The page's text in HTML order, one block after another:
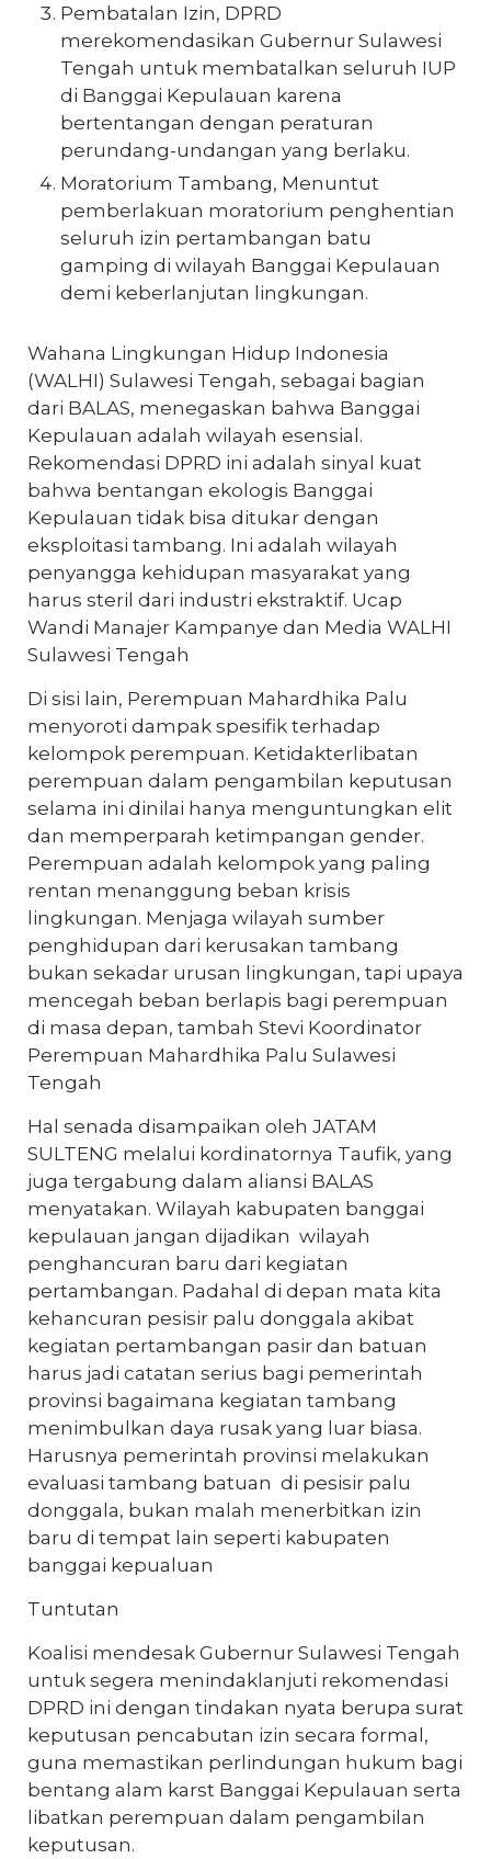
Pembatalan Izin, DPRD
merekomendasikan Gubernur Sulawesi
Tengah untuk membatalkan seluruh IUP
di Banggai Kepulauan karena
bertentangan dengan peraturan
perundang-undangan yang berlaku.
Moratorium Tambang, Menuntut
pemberlakuan moratorium penghentian
seluruh izin pertambangan batu
gamping di wilayah Banggai Kepulauan
demi keberlanjutan lingkungan.
Wahana Lingkungan Hidup Indonesia
(WALHI) Sulawesi Tengah, sebagai bagian
dari BALAS, menegaskan bahwa Banggai
Kepulauan adalah wilayah esensial.
Rekomendasi DPRD ini adalah sinyal kuat
bahwa bentangan ekologis Banggai
Kepulauan tidak bisa ditukar dengan
eksploitasi tambang. Ini adalah wilayah
penyangga kehidupan masyarakat yang
harus steril dari industri ekstraktif. Ucap
Wandi Manajer Kampanye dan Media WALHI
Sulawesi Tengah
Di sisi lain, Perempuan Mahardhika Palu
menyoroti dampak spesifik terhadap
kelompok perempuan. Ketidakterlibatan
perempuan dalam pengambilan keputusan
selama ini dinilai hanya menguntungkan elit
dan memperparah ketimpangan gender.
Perempuan adalah kelompok yang paling
rentan menanggung beban krisis
lingkungan. Menjaga wilayah sumber
penghidupan dari kerusakan tambang
bukan sekadar urusan lingkungan, tapi upaya
mencegah beban berlapis bagi perempuan
di masa depan, tambah Stevi Koordinator
Perempuan Mahardhika Palu Sulawesi
Tengah
Hal senada disampaikan oleh JATAM
SULTENG melalui kordinatornya Taufik, yang
juga tergabung dalam aliansi BALAS
menyatakan. Wilayah kabupaten banggai
kepulauan jangan dijadikan wilayah
penghancuran baru dari kegiatan
pertambangan. Padahal di depan mata kita
kehancuran pesisir palu donggala akibat
kegiatan pertambangan pasir dan batuan
harus jadi catatan serius bagi pemerintah
provinsi bagaimana kegiatan tambang
menimbulkan daya rusak yang luar biasa.
Harusnya pemerintah provinsi melakukan
evaluasi tambang batuan di pesisir palu
donggala, bukan malah menerbitkan izin
baru di tempat lain seperti kabupaten
banggai kepualuan
Tuntutan
Koalisi mendesak Gubernur Sulawesi Tengah
untuk segera menindaklanjuti rekomendasi
DPRD ini dengan tindakan nyata berupa surat
keputusan pencabutan izin secara formal,
guna memastikan perlindungan hukum bagi
bentang alam karst Banggai Kepulauan serta
libatkan perempuan dalam pengambilan
keputusan.